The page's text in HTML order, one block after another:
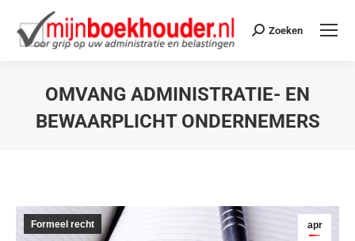
Zoeken
OMVANG ADMINISTRATIE- EN
BEWAARPLICHT ONDERNEMERS
apr
Formeel recht